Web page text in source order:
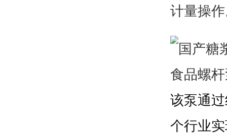
计量操
该泵通
个行业